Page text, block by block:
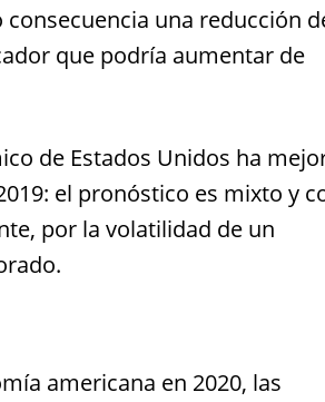
una reducción
que podría aumentar de
de Estados Unidos ha
el pronóstico es mixto y
por la volatilidad de un
americana en 2020, las